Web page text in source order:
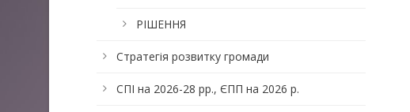
РІШЕННЯ
Стратегія розвитку громади
СПІ на 2026-28 рр., ЄПП на 2026 р.